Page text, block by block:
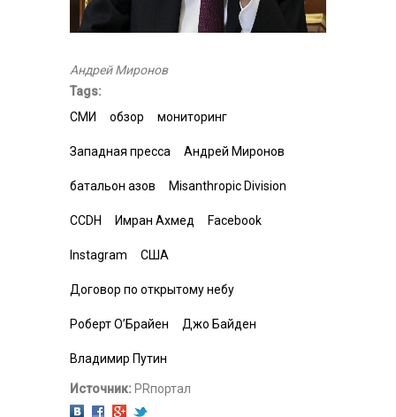
Андрей Миронов
Tags:
СМИ
обзор мониторинг
Западная пресса Андрей Миронов
батальон азов Misanthropic Division
CCDH Имран Ахмед Facebook
Instagram США
Договор по открытому небу
Роберт О’Брайен Джо Байден
Владимир Путин
Источник: PRпортал